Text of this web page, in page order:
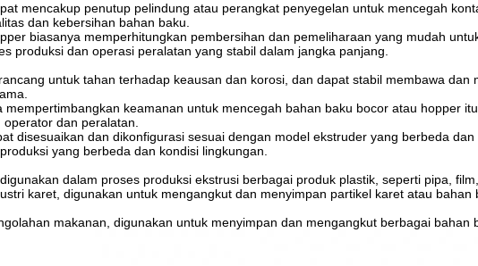
mencakup penutup pelindung atau perangkat penyegelan untuk mencegah
dan kebersihan bahan baku.
biasanya memperhitungkan pembersihan dan pemeliharaan yang mudah
produksi dan operasi peralatan yang stabil dalam jangka panjang.
untuk tahan terhadap keausan dan korosi, dan dapat stabil membawa dan
mempertimbangkan keamanan untuk mencegah bahan baku bocor atau hopper
dan peralatan.
disesuaikan dan dikonfigurasi sesuai dengan model ekstruder yang berbeda
yang berbeda dan kondisi lingkungan.
dalam proses produksi ekstrusi berbagai produk plastik, seperti pipa,
karet, digunakan untuk mengangkut dan menyimpan partikel karet atau
makanan, digunakan untuk menyimpan dan mengangkut berbagai bahan